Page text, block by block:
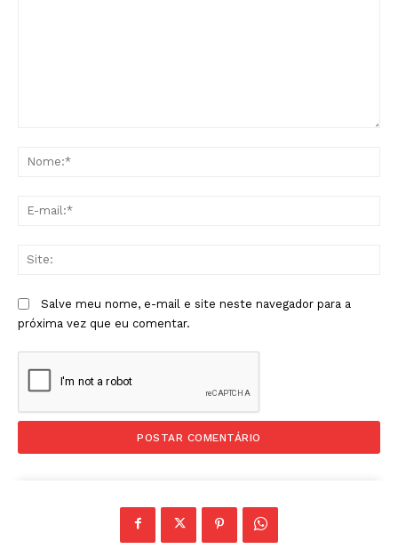
Salve meu nome, e-mail e site neste navegador para a
próxima vez que eu comentar.